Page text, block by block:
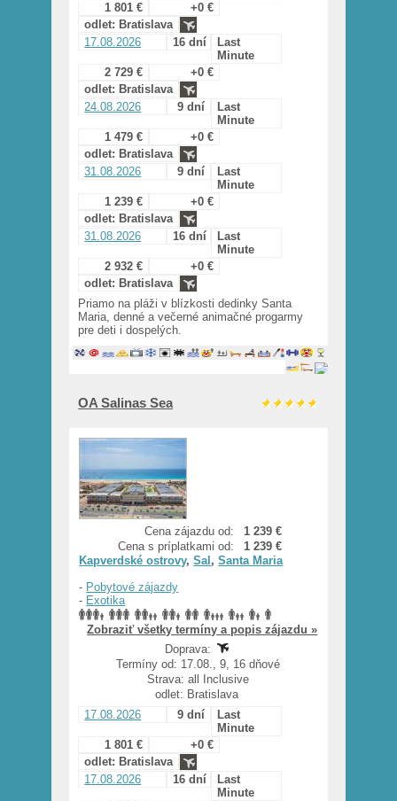
1 801 €
+0 €
odlet: Bratislava
17.08.2026
16 dní
Last
Minute
2 729 €
+0 €
odlet: Bratislava
24.08.2026
9 dní
Last
Minute
1 479 €
+0 €
odlet: Bratislava
31.08.2026
9 dní
Last
Minute
1 239 €
+0 €
odlet: Bratislava
31.08.2026
16 dní
Last
Minute
2 932 €
+0 €
odlet: Bratislava
Priamo na pláži v blízkosti dedinky Santa
Maria, denné a večerné animačné progarmy
pre deti i dospelých.
OA Salinas Sea
Cena zájazdu od:
1 239 €
Cena s príplatkami od:
1 239 €
Kapverdské ostrovy,Sal ,Santa Maria
- Pobytové zájazdy
- Exotika
Zobraziť všetky termíny a popis zájazdu »
Doprava:
Termíny od: 17.08., 9, 16 dňové
Strava: all Inclusive
odlet: Bratislava
17.08.2026
9 dní
Last
Minute
1 801 €
+0 €
odlet: Bratislava
17.08.2026
16 dní
Last
Minute